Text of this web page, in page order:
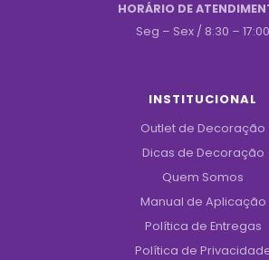
HORÁRIO DE
Seg – Sex / 8:30 – 17:00
INSTITUCIONAL
Outlet de Decoração
Dicas de Decoração
Quem Somos
Manual de Aplicação
Política de Entregas
Política de